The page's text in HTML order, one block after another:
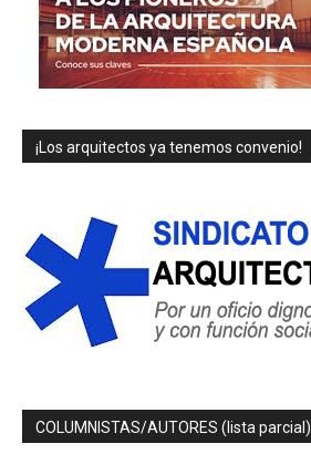
¡Los arquitectos ya tenemos convenio!
COLUMNISTAS/AUTORES (lista parcial)